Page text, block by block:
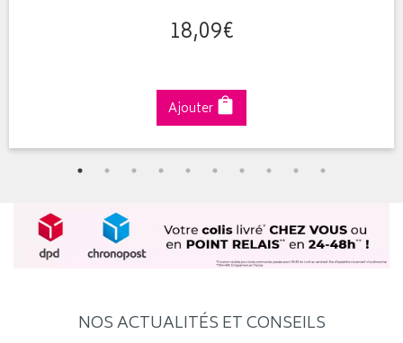
18,09€
Ajouter
NOS ACTUALITÉS ET CONSEILS